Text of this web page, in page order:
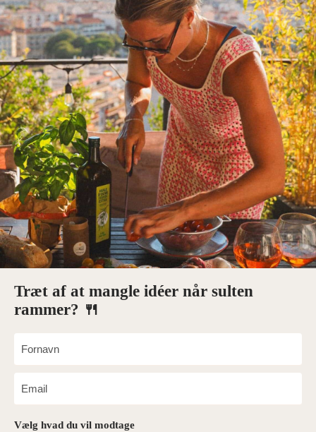
Træt af at mangle idéer når sulten
rammer? 🍴
Vælg hvad du vil modtage